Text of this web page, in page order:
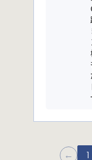
← 1